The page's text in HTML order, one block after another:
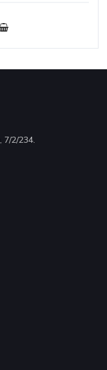
7/2/234.